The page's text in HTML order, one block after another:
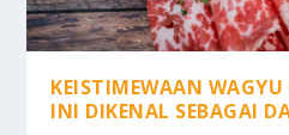
KEISTIMEWAAN
INI DIKENAL SEBAGAI